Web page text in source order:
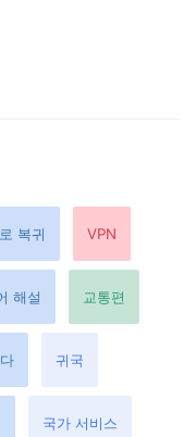
복귀 VPN
해설 교통편
귀국
국가 서비스